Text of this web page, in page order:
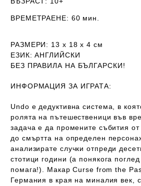
ВРЕМЕТРАЕНЕ: 60 мин.
РАЗМЕРИ: 13 х 18 х 4 см
ЕЗИК: АНГЛИЙСКИ
БЕЗ ПРАВИЛА НА БЪЛГАРСКИ!
ИНФОРМАЦИЯ ЗА ИГРАТА:
Undo e дедуктивна система, в
ролята на пътешественици във
задача е да промените събития
до смъртта на определен
анализирате случки отпреди
стотици години (а понякога
помага!). Макар Curse from the
Германия в края на миналия век,